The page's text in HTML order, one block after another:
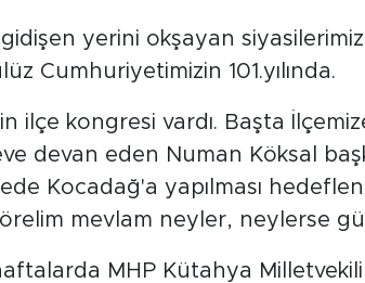
yerini okşayan
Cumhuriyetimizin 101.yılında.
ilçe kongresi vardı. Başta
devan eden Numan Köksal
Kocadağ'a yapılması
mevlam neyler, neylerse
MHP Kütahya